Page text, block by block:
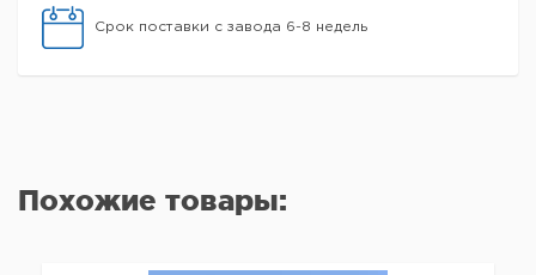
Срок поставки с завода 6-8 недель
Похожие товары: